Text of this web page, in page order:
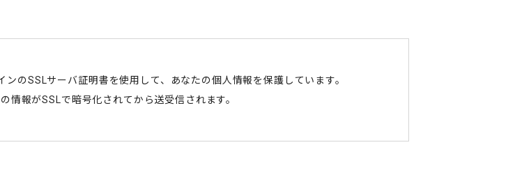
のSSLサーバ証明書を使用して、あなたの個人情報を保護しています。
情報がSSLで暗号化されてから送受信されます。